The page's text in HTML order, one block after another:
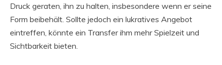
Druck geraten, ihn zu halten, insbesondere wenn er seine
Form beibehält. Sollte jedoch ein lukratives Angebot
eintreffen, könnte ein Transfer ihm mehr Spielzeit und
Sichtbarkeit bieten.